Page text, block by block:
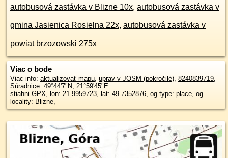
autobusová zastávka v Blizne 10x, autobusová zastávka v
gmina Jasienica Rosielna 22x, autobusová zastávka v
powiat brzozowski 275x
Viac o bode
Viac info: aktualizovať mapu, uprav v JOSM (pokročilé), 8240839719,
Súradnice: 49°44'7"N, 21°59'45"E
stiahni GPX, lon: 21.9959723, lat: 49.7352876, og type: place, og
locality: Blizne,